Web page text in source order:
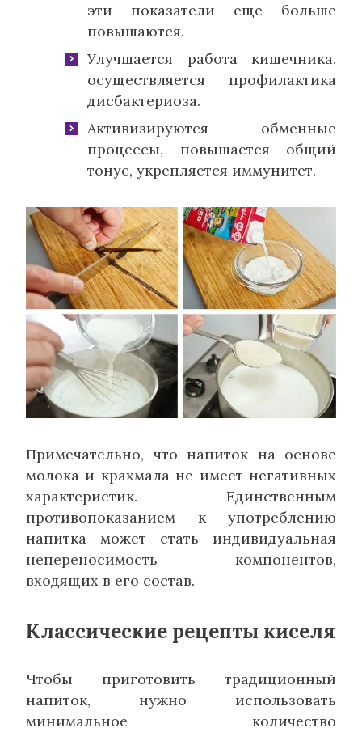
эти показатели еще больше
повышаются.
Улучшается работа кишечника,
осуществляется профилактика
дисбактериоза.
Активизируются обменные
процессы, повышается общий
тонус, укрепляется иммунитет.
Примечательно, что напиток на основе
молока и крахмала не имеет негативных
характеристик. Единственным
противопоказанием к употреблению
напитка может стать индивидуальная
непереносимость компонентов,
входящих в его состав.
Классические рецепты киселя
Чтобы приготовить традиционный
напиток, нужно использовать
минимальное количество